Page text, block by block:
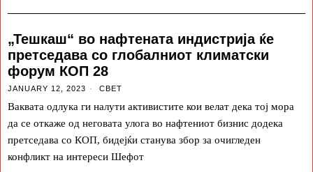
„Тешкаш“ во нафтената индистрија ќе
претседава со глобалниот климатски
форум КОП 28
JANUARY 12, 2023 СВЕТ
Ваквата одлука ги налути активистите кои велат дека тој мора
да се откаже од неговата улога во нафтениот бизнис додека
претседава со КОП, бидејќи станува збор за очигледен
конфликт на интереси Шефот